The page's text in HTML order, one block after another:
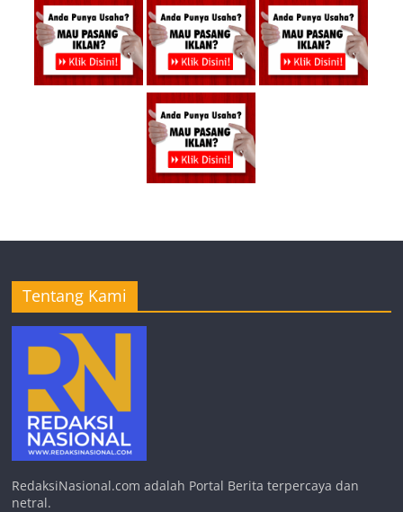
Tentang Kami
RedaksiNasional.com adalah Portal Berita terpercaya dan
netral.